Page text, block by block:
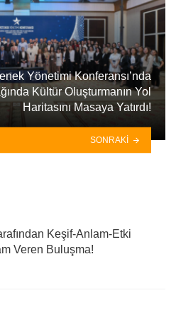
Yönetimi Konferansı’nda
Kültür Oluşturmanın Yol
Haritasını Masaya Yatırdı!
SONRAKI
Keşif-Anlam-Etki
Veren Buluşma!